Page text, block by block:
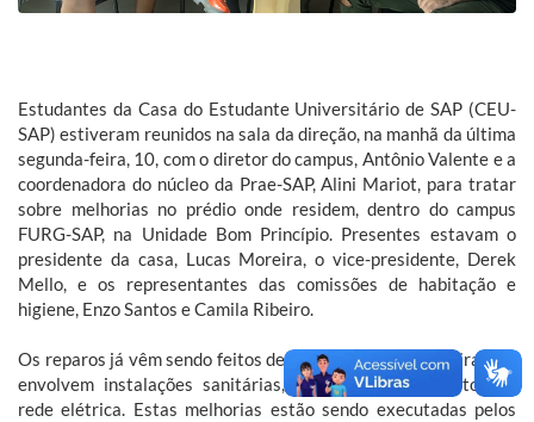
Estudantes da Casa do Estudante Universitário de SAP (CEU-
SAP) estiveram reunidos na sala da direção, na manhã da última
segunda-feira, 10, com o diretor do campus, Antônio Valente e a
coordenadora do núcleo da Prae-SAP, Alini Mariot, para tratar
sobre melhorias no prédio onde residem, dentro do campus
FURG-SAP, na Unidade Bom Princípio. Presentes estavam o
presidente da casa, Lucas Moreira, o vice-presidente, Derek
Mello, e os representantes das comissões de habitação e
higiene, Enzo Santos e Camila Ribeiro.
Os reparos já vêm sendo feitos desde a última quarta-feira, 5, e
envolvem instalações sanitárias, hidráulicas e consertos na
rede elétrica. Estas melhorias estão sendo executadas pelos